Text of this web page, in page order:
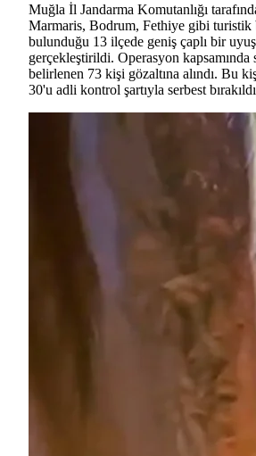
Muğla İl Jandarma Komutanlığı
Marmaris, Bodrum, Fethiye gibi turistik
bulunduğu 13 ilçede geniş çaplı bir
gerçekleştirildi. Operasyon kapsamında
belirlenen 73 kişi gözaltına alındı. Bu
30'u adli kontrol şartıyla serbest